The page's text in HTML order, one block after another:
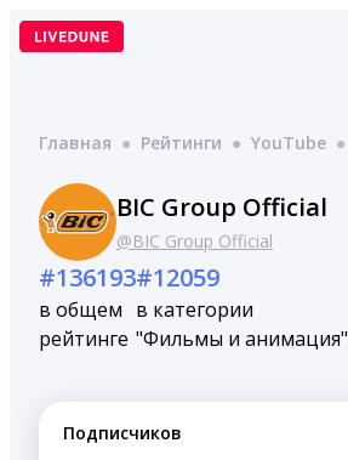
Перейти
Главная ● Рейтинги ● YouTube ●
BIC Group Official
@BIC Group Official
#136193
в общем
рейтинге
#12059
в категории
"Фильмы и анимация"
Подписчиков